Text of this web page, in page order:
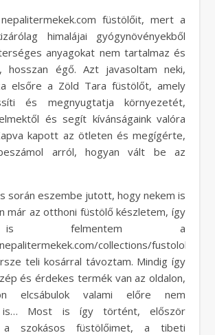
füstölőit, mert a
himalájai gyógynövényekből
anyagokat nem tartalmaz és
hosszan égő. Azt javasoltam neki,
elsőre a Zöld Tara füstölőt, amely
és megnyugtatja környezetét,
és segít kívánságaink valóra
kapott az ötleten és megígérte,
arról, hogyan vált be az
során eszembe jutott, hogy nekem is
már az otthoni füstölő készletem, így
felmentem a
collections/fustolok
teli kosárral távoztam. Mindig így
és érdekes termék van az oldalon,
elcsábulok valami előre nem
is… Most is így történt, először
a szokásos füstölőimet, a tibeti